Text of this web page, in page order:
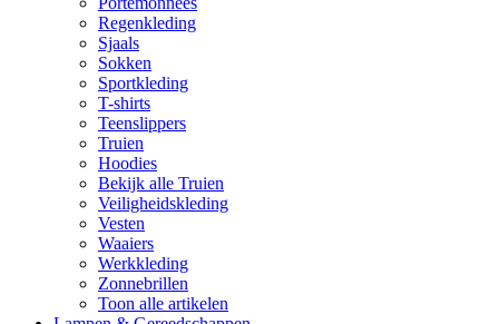
Regenkleding
Sjaals
Sokken
Sportkleding
T-shirts
Teenslippers
Truien
Hoodies
Bekijk alle Truien
Veiligheidskleding
Vesten
Waaiers
Werkkleding
Zonnebrillen
Toon alle artikelen